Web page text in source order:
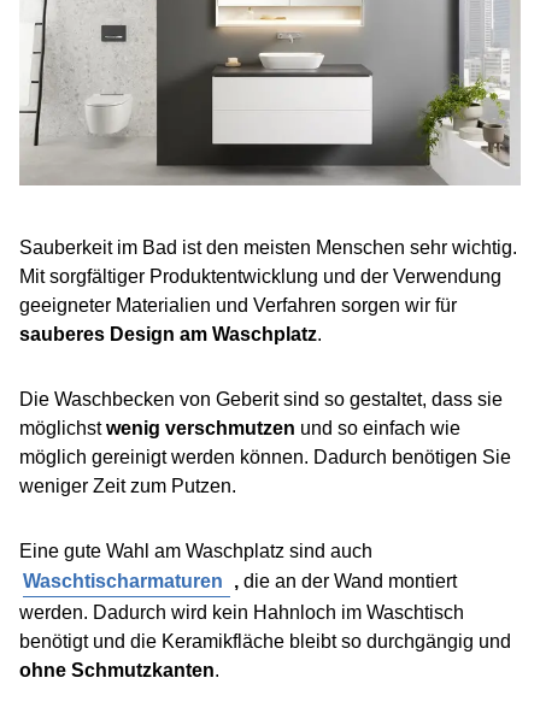
Sauberkeit im Bad ist den meisten Menschen sehr wichtig.
Mit sorgfältiger Produktentwicklung und der Verwendung
geeigneter Materialien und Verfahren sorgen wir für
sauberes Design am Waschplatz.
Die Waschbecken von Geberit sind so gestaltet, dass sie
möglichstwenig verschmutzen und so einfach wie
möglich gereinigt werden können. Dadurch benötigen Sie
weniger Zeit zum Putzen.
Eine gute Wahl am Waschplatz sind auch
Waschtischarmaturen
, die an der Wand montiert
werden. Dadurch wird kein Hahnloch im Waschtisch
benötigt und die Keramikfläche bleibt so durchgängig und
ohne Schmutzkanten.